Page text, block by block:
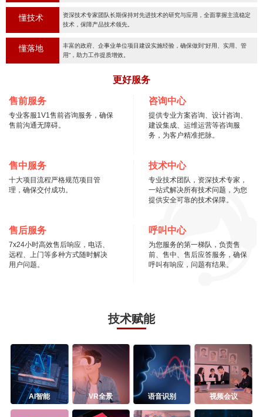
懂技术
资深技术专家团队长期保持对先进技术的研究与应用，全面掌握主流稳定
技术，保障产品技术领先。
懂落地
丰富的政府、企事业单位项目建设实施经验，确保做到“好用、实用、管
用“，助力工作提质增效。
更好服务
售前服务
专业客服1V1售前咨询服务，确保
售前沟通无障碍。
咨询中心
提供专业方案咨询、设计咨询、
建设集成、运维运营等咨询服
务，为客户精准把脉。
售中服务
十大项目流程严格规范项目管
理，确保交付成功。
技术中心
专业技术团队，资深技术专家，
一站式解决所有技术问题，为您
提供安全可靠的技术保障。
售后服务
7x24小时高效售后响应，电话、
远程、上门等多种方式随时解决
用户问题。
呼叫中心
为您服务的第一梯队，负责售
前、售中、售后应答服务，确保
呼叫有响应，问题有结果。
技术赋能
AI智能 VR全景 语音识别 视频会议